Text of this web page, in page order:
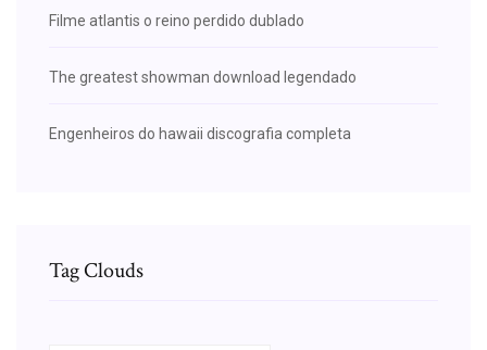
Filme atlantis o reino perdido dublado
The greatest showman download legendado
Engenheiros do hawaii discografia completa
Tag Clouds